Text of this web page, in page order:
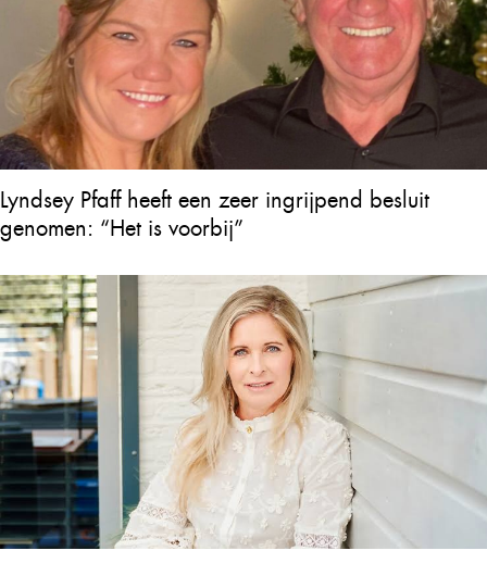
Lyndsey Pfaff heeft een zeer ingrijpend besluit
genomen: “Het is voorbij”